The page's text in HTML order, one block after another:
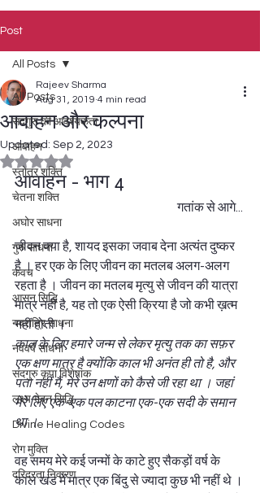
Post
All Posts
सदगुरु की आवश्यकता
आवाहन
स्तोत्र शक्ति
चेतना शक्ति
अघोर साधना
गुरु साधना
कवच
आसन सिद्धि
नवरात्रि साधना
नववर्ष साधना
सदगुरु कृपा विशेषांक
लक्ष्य भेदन सिद्धि
Divine Healing Codes
रोग मुक्ति
दरिद्रता निवारण
All Posts
आवाहन और कल्पना
Rajeev Sharma
Aug 31, 2019 4 min read
Updated: Sep 2, 2023
Rated NaN out of 5 stars.
आवाहन - भाग 4
गतांक से आगे...
जीवन क्या है, शायद इसका जवाब देना अत्यंत दुष्कर
है । हर एक के लिए जीवन का मतलब अलग-अलग
रहता है । जीवन का मतलब मृत्यु से जीवन की यात्रा
मात्र नहीं है, यह तो एक ऐसी क्रिया है जो कभी ख़त्म
नहीं होती ।
काल के लिए हमारे जन्म से लेकर मृत्यु तक का सफ़र
एक क्षण मात्र है क्योंकि काल भी अनंत ही तो है, और
पता नहीं मैं, मेरे उन क्षणों को कैसे जी रहा था । जहां
मेरे लिए एक-एक पल काटना एक-एक सदी के समान
था ।
वह समय मेरे कई जन्मों के काटे हुए सैकड़ों वर्ष के
काल खंड में मात्र एक बिंदु से ज्यादा कुछ भी नहीं थे ।